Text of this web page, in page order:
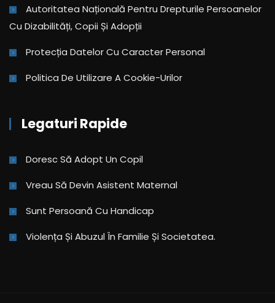
Autoritatea Națională Pentru Drepturile Persoanelor
Cu Dizabilități, Copii Și Adopții
Protecția Datelor Cu Caracter Personal
Politica De Utilizare A Cookie-Urilor
Legaturi Rapide
Doresc Să Adopt Un Copil
Vreau Să Devin Asistent Maternal
Sunt Persoană Cu Handicap
Violența Și Abuzul În Familie Și Societatea.